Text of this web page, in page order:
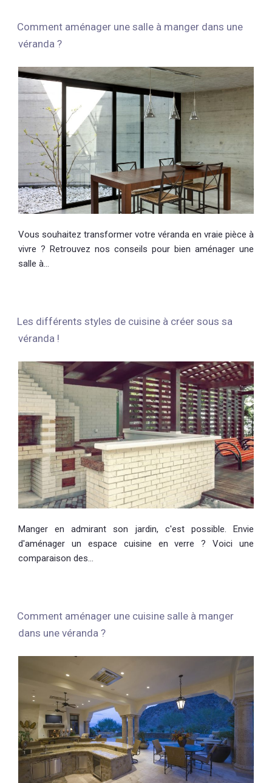
Comment aménager une salle à manger dans une
véranda ?
Vous souhaitez transformer votre véranda en vraie pièce à
vivre ? Retrouvez nos conseils pour bien aménager une
salle à…
Les différents styles de cuisine à créer sous sa
véranda !
Manger en admirant son jardin, c'est possible. Envie
d'aménager un espace cuisine en verre ? Voici une
comparaison des…
Comment aménager une cuisine salle à manger
dans une véranda ?